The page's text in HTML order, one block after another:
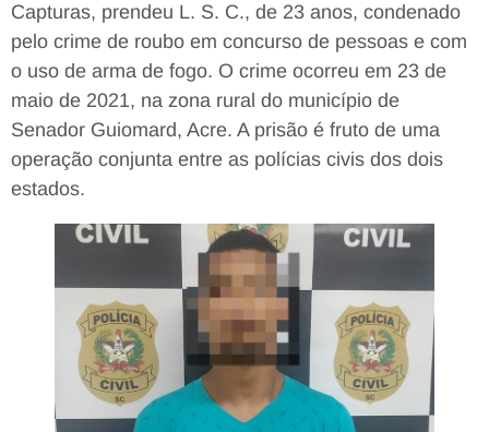
Capturas, prendeu L. S. C., de 23 anos, condenado
pelo crime de roubo em concurso de pessoas e com
o uso de arma de fogo. O crime ocorreu em 23 de
maio de 2021, na zona rural do município de
Senador Guiomard, Acre. A prisão é fruto de uma
operação conjunta entre as polícias civis dos dois
estados.